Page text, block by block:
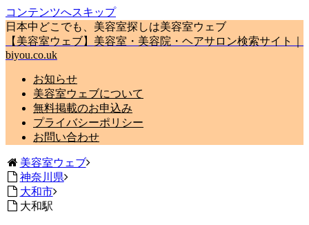
コンテンツへスキップ
日本中どこでも、美容室探しは美容室ウェブ
【美容室ウェブ】美容室・美容院・ヘアサロン検索サイト｜
biyou.co.uk
お知らせ
美容室ウェブについて
無料掲載のお申込み
プライバシーポリシー
お問い合わせ
美容室ウェブ
神奈川県
大和市
大和駅